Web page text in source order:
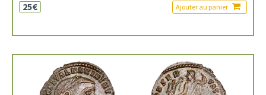
25€ Ajouter au panier